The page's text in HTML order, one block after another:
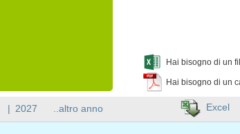
Hai bisogno di un
Hai bisogno di un
| 2027 ..altro anno Excel